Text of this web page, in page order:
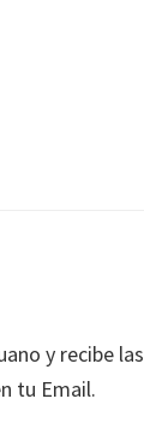
y recibe las
tu Email.